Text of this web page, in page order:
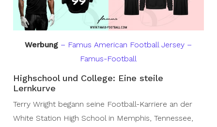
Werbung – Famus American Football Jersey –
Famus-Football
Highschool und College: Eine steile
Lernkurve
Terry Wright begann seine Football-Karriere an der
White Station High School in Memphis, Tennessee,